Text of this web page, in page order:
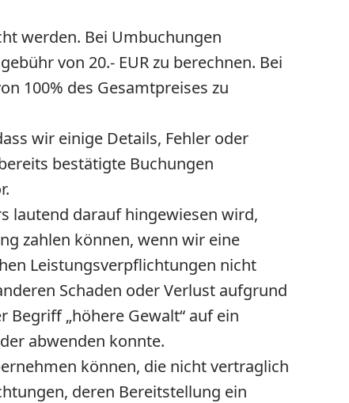
werden. Bei Umbuchungen
von 20.- EUR zu berechnen. Bei
100% des Gesamtpreises zu
wir einige Details, Fehler oder
bestätigte Buchungen
lautend darauf hingewiesen wird,
zahlen können, wenn wir eine
Leistungsverpflichtungen nicht
Schaden oder Verlust aufgrund
Begriff „höhere Gewalt“ auf ein
abwenden konnte.
können, die nicht vertraglich
deren Bereitstellung ein